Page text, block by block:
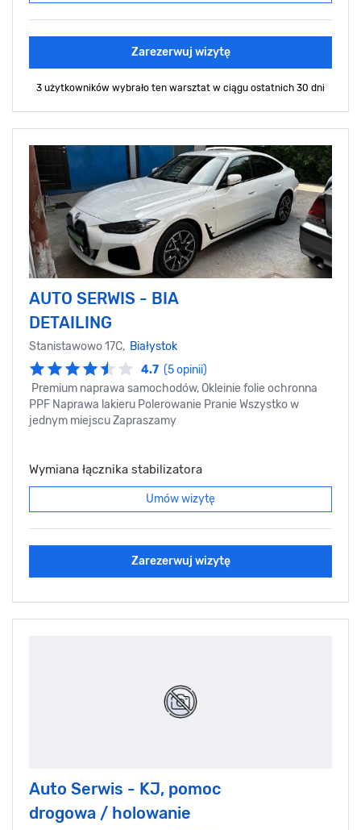
Zarezerwuj wizytę
3 użytkowników wybrało ten warsztat w ciągu ostatnich 30 dni
AUTO SERWIS - BIA
DETAILING
Stanistawowo 17C, Białystok
4.7 (5 opinii)
Premium naprawa samochodów, Okleinie folie ochronna
PPF Naprawa lakieru Polerowanie Pranie Wszystko w
jednym miejscu Zapraszamy
Wymiana łącznika stabilizatora
Umów wizytę
Zarezerwuj wizytę
Auto Serwis - KJ, pomoc
drogowa / holowanie